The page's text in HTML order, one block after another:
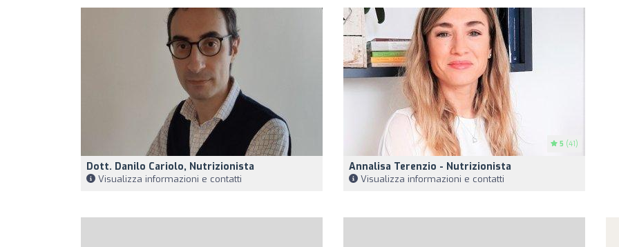
Dott. Danilo Cariolo, Nutrizionista
Visualizza informazioni e contatti
5 (41)
Annalisa Terenzio - Nutrizionista
Visualizza informazioni e contatti